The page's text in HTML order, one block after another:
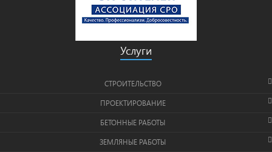
Услуги
СТРОИТЕЛЬСТВО
ПРОЕКТИРОВАНИЕ
БЕТОННЫЕ РАБОТЫ
ЗЕМЛЯНЫЕ РАБОТЫ